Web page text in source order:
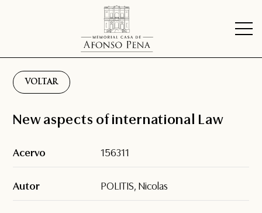
VOLTAR
New aspects of international Law
Acervo 156311
Autor POLITIS, Nicolas